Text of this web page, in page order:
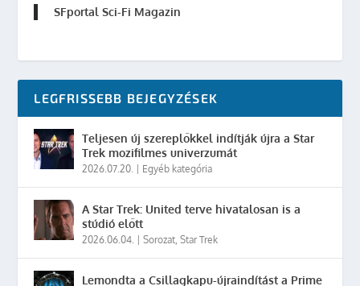
SFportal Sci-Fi Magazin
LEGFRISSEBB BEJEGYZÉSEK
Teljesen új szereplőkkel indítják újra a Star
Trek mozifilmes univerzumát
2026.07.20. | Egyéb kategória
A Star Trek: United terve hivatalosan is a
stúdió előtt
2026.06.04. |Sorozat ,Star Trek
Lemondta a Csillagkapu-újraindítást a Prime